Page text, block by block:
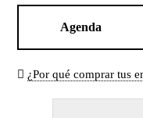
Agenda
¿Por qué comprar tus